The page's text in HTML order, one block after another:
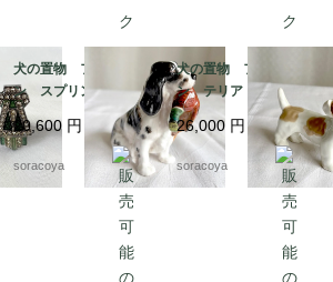
犬の置物 フィギュリ
ン スプリンガースパ
ニエルとキジ 猟犬
ロイヤルドルトン 19
otm43-2
20,600 円
soracoya
犬の置物 フィギュリ
ン テリア 陶器製
ロイヤルドックス 19
otm43
26,000 円
soracoya